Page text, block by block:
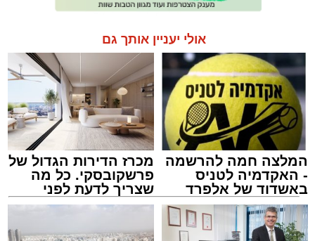
אולי יעניין אותך גם
המלצה חמה להרשמה
- האקדמיה לטניס
באשדוד של אלפרד
קריאולנסקי - לילדים
מכרז הדירות הגדול של
פרשקובסקי. כל מה
שצריך לדעת לפני
שמגישים הצעה לדירה